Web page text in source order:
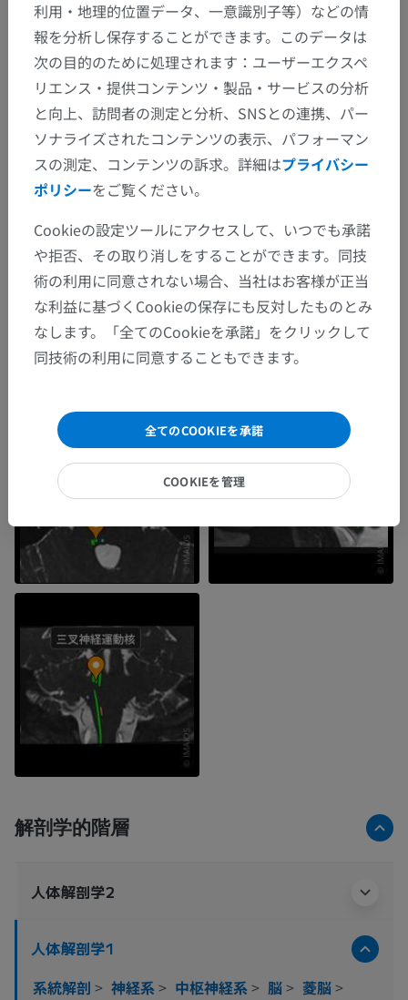
解剖学的階層
人体解剖学2
人体解剖学1
系統解剖 > 神経系> 中枢神経系> 脳> 菱脳>
利用・地理的位置データ、一意識別子等）などの情
報を分析し保存することができます。このデータは
次の目的のために処理されます：ユーザーエクスペ
リエンス・提供コンテンツ・製品・サービスの分析
と向上、訪問者の測定と分析、SNSとの連携、パー
ソナライズされたコンテンツの表示、パフォーマン
スの測定、コンテンツの訴求。詳細はプライバシー
ポリシーをご覧ください。
Cookieの設定ツールにアクセスして、いつでも承諾
や拒否、その取り消しをすることができます。同技
術の利用に同意されない場合、当社はお客様が正当
な利益に基づくCookieの保存にも反対したものとみ
なします。「全てのCookieを承諾」をクリックして
同技術の利用に同意することもできます。
全てのCOOKIEを承諾
COOKIEを管理